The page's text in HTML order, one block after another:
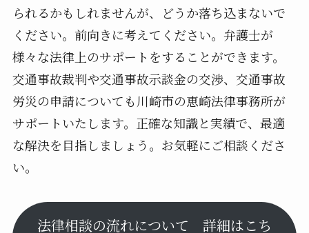
られるかもしれませんが、どうか落ち込まないで
ください。前向きに考えてください。弁護士が
様々な法律上のサポートをすることができます。
交通事故裁判や交通事故示談金の交渉、交通事故
労災の申請についても川崎市の恵崎法律事務所が
サポートいたします。正確な知識と実績で、最適
な解決を目指しましょう。お気軽にご相談くださ
い。
法律相談の流れについて 詳細はこち